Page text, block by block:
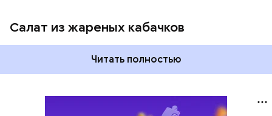
Салат из жареных кабачков
Читать полностью